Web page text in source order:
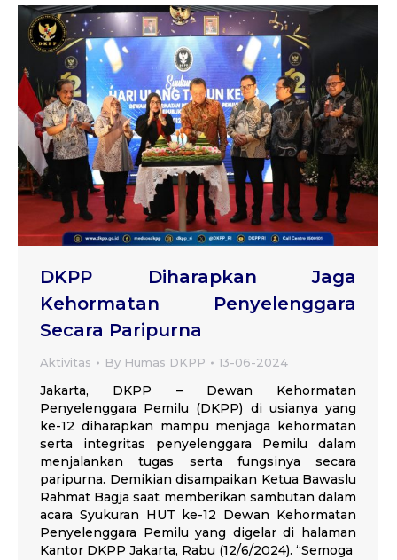
DKPP Diharapkan Jaga
Kehormatan Penyelenggara
Secara Paripurna
Aktivitas By Humas DKPP 13-06-2024
Jakarta, DKPP – Dewan Kehormatan
Penyelenggara Pemilu (DKPP) di usianya yang
ke-12 diharapkan mampu menjaga kehormatan
serta integritas penyelenggara Pemilu dalam
menjalankan tugas serta fungsinya secara
paripurna. Demikian disampaikan Ketua Bawaslu
Rahmat Bagja saat memberikan sambutan dalam
acara Syukuran HUT ke-12 Dewan Kehormatan
Penyelenggara Pemilu yang digelar di halaman
Kantor DKPP Jakarta, Rabu (12/6/2024). “Semoga